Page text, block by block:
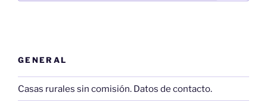
GENERAL
Casas rurales sin comisión. Datos de contacto.